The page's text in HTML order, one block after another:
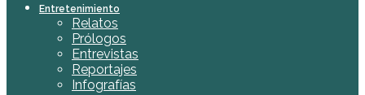
Entretenimiento
Relatos
Prólogos
Entrevistas
Reportajes
Infografías